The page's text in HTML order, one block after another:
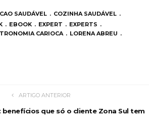
SAUDÁVEL
COZINHA SAUDÁVEL
EBOOK EXPERT
EXPERTS
CARIOCA
LORENA ABREU
ARTIGO ANTERIOR
benefícios que só o cliente Zona Sul tem